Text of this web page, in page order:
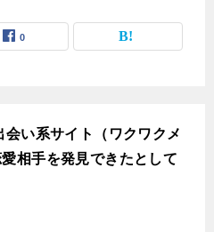
0
い系サイト（ワクワクメ
相手を発見できたとして